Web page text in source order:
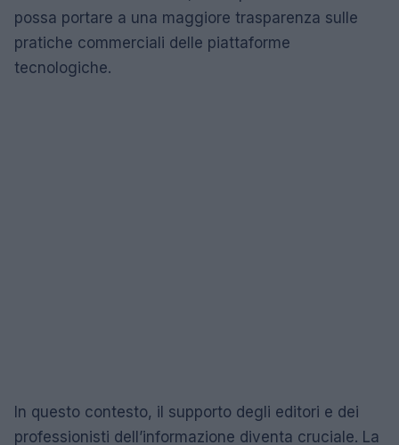
possa portare a una maggiore trasparenza sulle
pratiche commerciali delle piattaforme
tecnologiche.
In questo contesto, il supporto degli editori e dei
professionisti dell’informazione diventa cruciale. La